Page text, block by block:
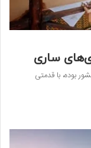
بوده، با قدمتی